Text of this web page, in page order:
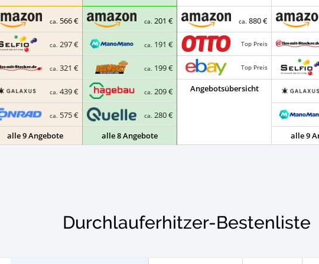
ca. 566 €
ca.297 €
ca.321 €
ca.439 €
ca. 575 €
alle 9 Angebote
ca.201 €
ca. 191 €
ca. 199 €
ca.209 €
ca.280 €
alle 8 Angebote
ca.880 €
Top Preis
Top Preis
Angebotsübersicht
alle 9
Durchlauferhitzer-Bestenliste